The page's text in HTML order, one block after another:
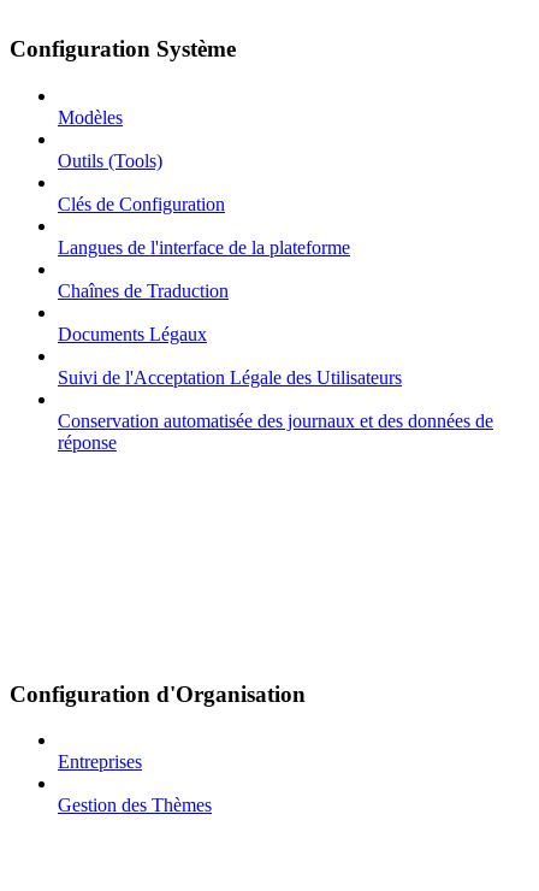
Configuration Système
Modèles
Outils (Tools)
Clés de Configuration
Langues de l'interface de la plateforme
Chaînes de Traduction
Documents Légaux
Suivi de l'Acceptation Légale des Utilisateurs
Conservation automatisée des journaux et des données de
réponse
Configuration d'Organisation
Entreprises
Gestion des Thèmes